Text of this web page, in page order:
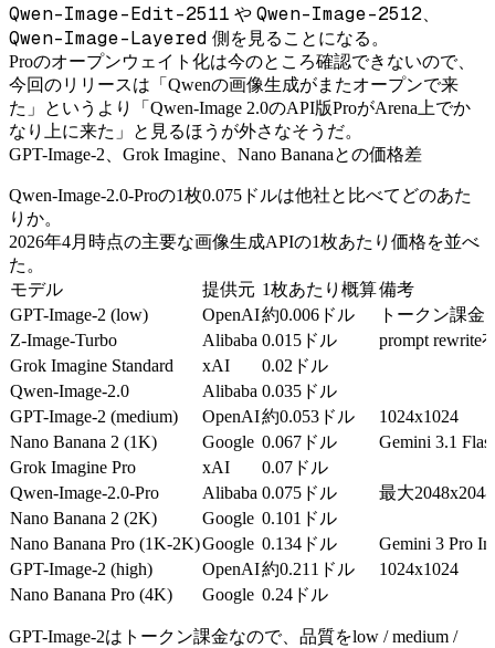
Qwen-Image-Edit-2511 や Qwen-Image-2512
Qwen-Image-Layered 側を見ることになる。
Proのオープンウェイト化は今のところ確認できないので、
今回のリリースは「Qwenの画像生成がまたオープンで来
た」というより「Qwen-Image 2.0のAPI版ProがArena上でか
なり上に来た」と見るほうが外さなそうだ。
GPT-Image-2、Grok Imagine、Nano Bananaとの価格差
Qwen-Image-2.0-Proの1枚0.075ドルは他社と比べてどのあた
りか。
2026年4月時点の主要な画像生成APIの1枚あたり価格を並べ
た。
モデル
提供元 1枚あたり概算備考
GPT-Image-2 (low)
OpenAI約0.006ドル
トークン課金
Z-Image-Turbo
Alibaba 0.015ドル
prompt rewrite
Grok Imagine Standard
xAI
0.02ドル
Qwen-Image-2.0
Alibaba 0.035ドル
GPT-Image-2 (medium)
OpenAI約0.053ドル
1024x1024
Nano Banana 2 (1K)
Google 0.067ドル
Gemini 3.1
Grok Imagine Pro
xAI
0.07ドル
Qwen-Image-2.0-Pro
Alibaba 0.075ドル
最大2048x2048
Nano Banana 2 (2K)
Google 0.101ドル
Nano Banana Pro (1K-2K)Google 0.134ドル
Gemini 3 Pro
GPT-Image-2 (high)
OpenAI約0.211ドル
1024x1024
Nano Banana Pro (4K)
Google 0.24ドル
GPT-Image-2はトークン課金なので、品質をlow / medium /